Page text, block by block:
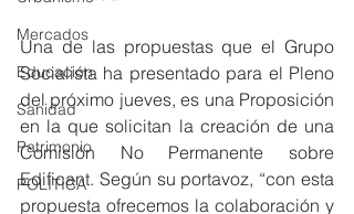
Mercados
Educación
Sanidad
Patrimonio
POLÍTICA
Una de las propuestas que el Grupo
Socialista ha presentado para el Pleno
del próximo jueves, es una Proposición
en la que solicitan la creación de una
Comisión No Permanente sobre
Edificant. Según su portavoz, “con esta
propuesta ofrecemos la colaboración y